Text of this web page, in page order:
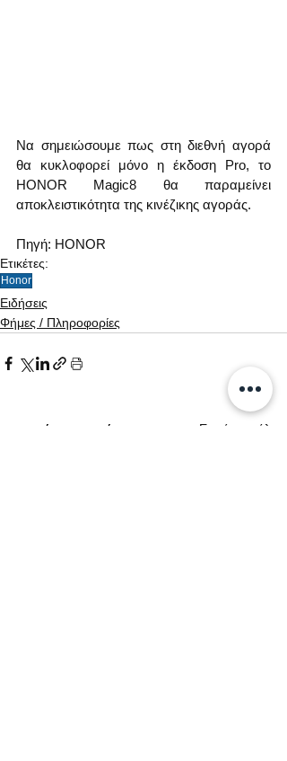
Να σημειώσουμε πως στη διεθνή αγορά
θα κυκλοφορεί μόνο η έκδοση Pro, το
HONOR Magic8 θα παραμείνει
αποκλειστικότητα της κινέζικης αγοράς.
Πηγή: HONOR
Ετικέτες:
Honor
Ειδήσεις
Φήμες / Πληροφορίες
Σχετικές αναρτήσεις Εμφάνιση όλων